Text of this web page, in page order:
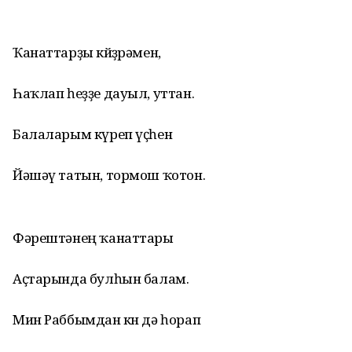
Ҡанаттарҙы көйҙөрәмен,
Һаҡлап һеҙҙе дауыл, уттан.
Балаларым күреп үҫһен
Йәшәү татын, тормош ҡотон.
Фәрештәнең ҡанаттары
Аҫтарында булһын балам.
Мин Раббымдан көн дә һорап